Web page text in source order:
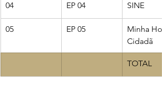
04 EP 04 SINE
05 EP 05
Minha
Cidadã
TOTAL